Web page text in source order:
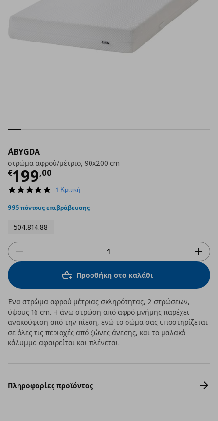
ÅBYGDA
στρώμα αφρού/μέτριο, 90x200 cm
€199,00
Τρέχουσα τιμή
5.0
rating
1 Κριτική
995 πόντους επιβράβευσης
504.814.88
Προσθήκη στο καλάθι
Ένα στρώμα αφρού μέτριας σκληρότητας, 2 στρώσεων,
ύψους 16 cm. Η άνω στρώση από αφρό μνήμης παρέχει
ανακούφιση από την πίεση, ενώ το σώμα σας υποστηρίζεται
σε όλες τις περιοχές από ζώνες άνεσης, και το μαλακό
κάλυμμα αφαιρείται και πλένεται.
Πληροφορίες προϊόντος